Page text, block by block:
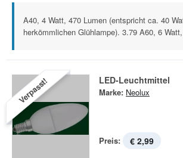
A40, 4 Watt, 470 Lumen (entspricht ca. 40
herkömmlichen Glühlampe). 3.79 A60, 6
Verpasst! LED-Leuchtmittel
Marke: Neolux
Preis: € 2,99